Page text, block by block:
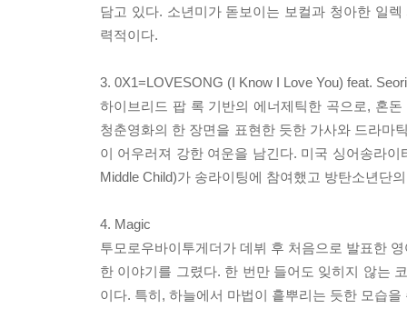
담고 있다. 소년미가 돋보이는 보컬과 청아한 일
력적이다.
3. 0X1=LOVESONG (I Know I Love You) feat. Seori
하이브리드 팝 록 기반의 에너제틱한 곡으로, 혼
청춘영화의 한 장면을 표현한 듯한 가사와 드라마
이 어우러져 강한 여운을 남긴다. 미국 싱어송라
Middle Child)가 송라이팅에 참여했고 방탄소년단
4. Magic
투모로우바이투게더가 데뷔 후 처음으로 발표한
한 이야기를 그렸다. 한 번만 들어도 잊히지 않는
이다. 특히, 하늘에서 마법이 흩뿌리는 듯한 모습